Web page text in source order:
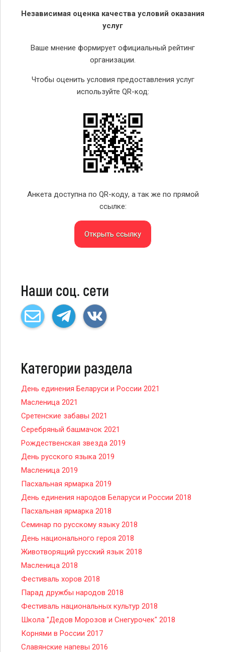
Независимая оценка качества условий оказания
услуг
Ваше мнение формирует официальный рейтинг
организации.
Чтобы оценить условия предоставления услуг
используйте QR-код:
Анкета доступна по QR-коду, а так же по прямой
ссылке:
Открыть ссылку
Наши соц. сети
Категории раздела
День единения Беларуси и России 2021
Масленица 2021
Сретенские забавы 2021
Серебряный башмачок 2021
Рождественская звезда 2019
День русского языка 2019
Масленица 2019
Пасхальная ярмарка 2019
День единения народов Беларуси и России 2018
Пасхальная ярмарка 2018
Семинар по русскому языку 2018
День национального героя 2018
Животворящий русский язык 2018
Масленица 2018
Фестиваль хоров 2018
Парад дружбы народов 2018
Фестиваль национальных культур 2018
Школа "Дедов Морозов и Снегурочек" 2018
Корнями в России 2017
Славянские напевы 2016